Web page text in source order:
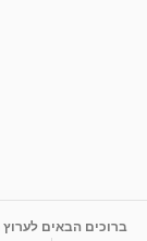
סודות בתאריך
ינואר זינה
ליסה גרוסמן -
מדיטציה בדמיון
ברוכים הבאים לערוץ